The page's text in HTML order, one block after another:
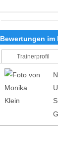
Bewertungen im
Trainerprofil